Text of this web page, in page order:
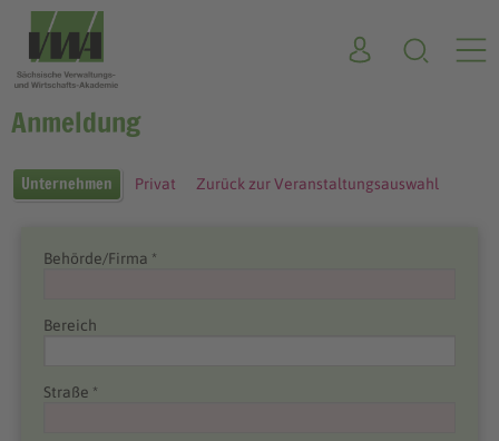
Anmeldung
Unternehmen Privat Zurück zur Veranstaltungsauswahl
Behörde/Firma *
Bereich
Straße *